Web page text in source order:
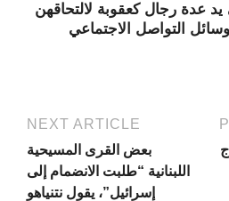
يد عدة رجال كعقوبة لالتحاقهن
التواصل الاجتماعي
NEXT ARTICLE
بعض القرى المسيحية
اللبنانية “طلبت الانضمام إلى
إسرائيل”، يقول نتنياهو